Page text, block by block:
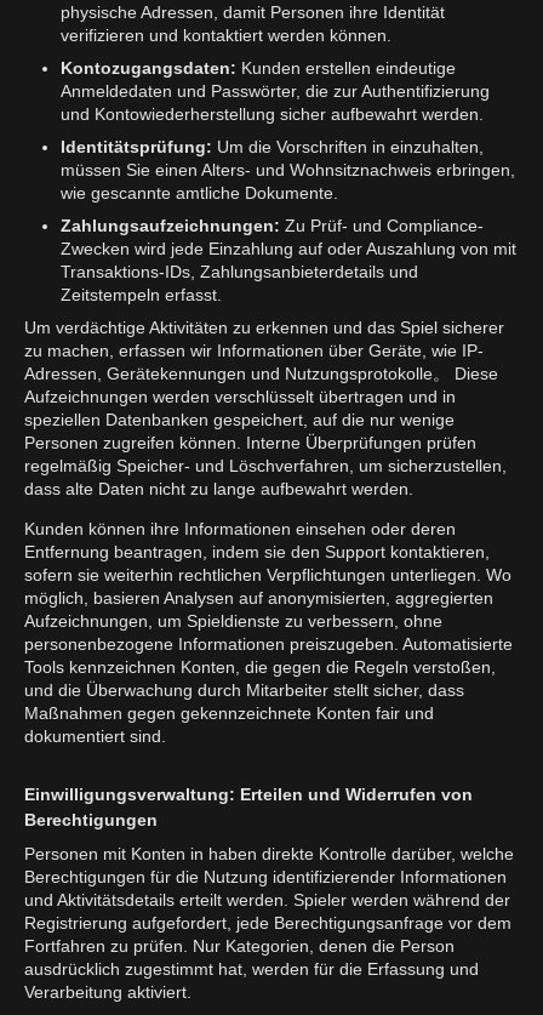
physische Adressen, damit Personen ihre Identität
verifizieren und kontaktiert werden können.
Kontozugangsdaten: Kunden erstellen eindeutige
Anmeldedaten und Passwörter, die zur Authentifizierung
und Kontowiederherstellung sicher aufbewahrt werden.
Identitätsprüfung: Um die Vorschriften in einzuhalten,
müssen Sie einen Alters- und Wohnsitznachweis erbringen,
wie gescannte amtliche Dokumente.
Zahlungsaufzeichnungen: Zu Prüf- und Compliance-
Zwecken wird jede Einzahlung auf oder Auszahlung von mit
Transaktions-IDs, Zahlungsanbieterdetails und
Zeitstempeln erfasst.
Um verdächtige Aktivitäten zu erkennen und das Spiel sicherer
zu machen, erfassen wir Informationen über Geräte, wie IP-
Adressen, Gerätekennungen und Nutzungsprotokolle。 Diese
Aufzeichnungen werden verschlüsselt übertragen und in
speziellen Datenbanken gespeichert, auf die nur wenige
Personen zugreifen können. Interne Überprüfungen prüfen
regelmäßig Speicher- und Löschverfahren, um sicherzustellen,
dass alte Daten nicht zu lange aufbewahrt werden.
Kunden können ihre Informationen einsehen oder deren
Entfernung beantragen, indem sie den Support kontaktieren,
sofern sie weiterhin rechtlichen Verpflichtungen unterliegen. Wo
möglich, basieren Analysen auf anonymisierten, aggregierten
Aufzeichnungen, um Spieldienste zu verbessern, ohne
personenbezogene Informationen preiszugeben. Automatisierte
Tools kennzeichnen Konten, die gegen die Regeln verstoßen,
und die Überwachung durch Mitarbeiter stellt sicher, dass
Maßnahmen gegen gekennzeichnete Konten fair und
dokumentiert sind.
Einwilligungsverwaltung: Erteilen und Widerrufen von
Berechtigungen
Personen mit Konten in haben direkte Kontrolle darüber, welche
Berechtigungen für die Nutzung identifizierender Informationen
und Aktivitätsdetails erteilt werden. Spieler werden während der
Registrierung aufgefordert, jede Berechtigungsanfrage vor dem
Fortfahren zu prüfen. Nur Kategorien, denen die Person
ausdrücklich zugestimmt hat, werden für die Erfassung und
Verarbeitung aktiviert.